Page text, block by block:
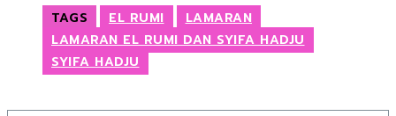
TAGS EL RUMI
LAMARAN
LAMARAN EL RUMI DAN SYIFA HADJU
SYIFA HADJU